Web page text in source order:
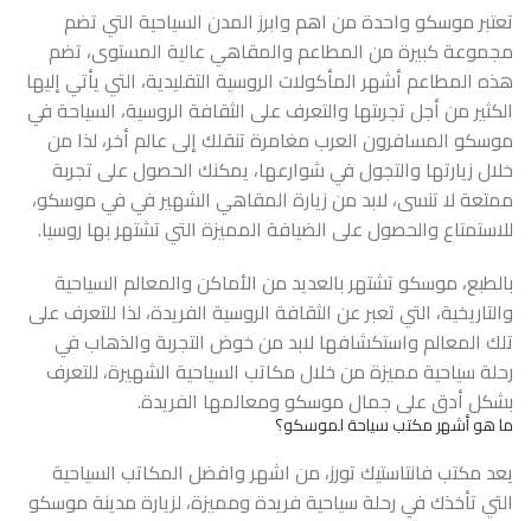
تعتبر موسكو واحدة من اهم وابرز المدن السياحية التي تضم
مجموعة كبيرة من المطاعم والمقاهي عالية المستوى، تضم
هذه المطاعم أشهر المأكولات الروسية التقليدية، التي يأتي إليها
الكثير من أجل تجربتها والتعرف على الثقافة الروسية، السياحة في
موسكو المسافرون العرب مغامرة تنقلك إلى عالم أخر، لذا من
خلال زيارتها والتجول في شوارعها، يمكنك الحصول على تجربة
ممتعة لا تنسى، لابد من زيارة المقاهي الشهير في في موسكو،
للاستمتاع والحصول على الضيافة المميزة التي تشتهر بها روسيا.
بالطبع، موسكو تشتهر بالعديد من الأماكن والمعالم السياحية
والتاريخية، التي تعبر عن الثقافة الروسية الفريدة، لذا للتعرف على
تلك المعالم واستكشافها لابد من خوض التجربة والذهاب في
رحلة سياحية مميزة من خلال مكاتب السياحية الشهيرة، للتعرف
بشكل أدق على جمال موسكو ومعالمها الفريدة.
ما هو أشهر مكتب سياحة لموسكو؟
يعد مكتب فانتاستيك تورز، من اشهر وافضل المكاتب السياحية
التي تأخذك في رحلة سياحية فريدة ومميزة، لزيارة مدينة موسكو